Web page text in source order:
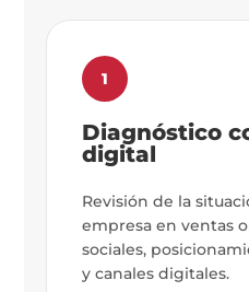
1
Diagnóstico
digital
Revisión de la
empresa en ventas
sociales,
y canales digitales.